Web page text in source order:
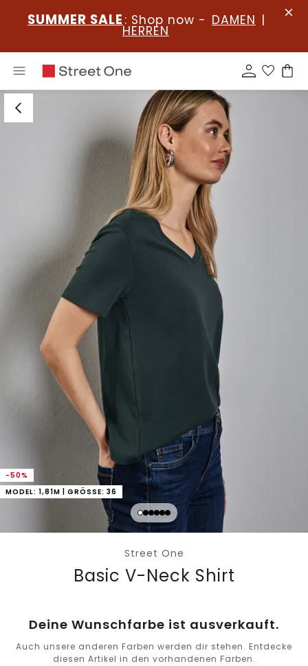
SUMMER SALE : Shop now - DAMEN |
HERREN
-50%
MODEL: 1,81M | GRÖSSE: 36
Street One
Basic V-Neck Shirt
Deine Wunschfarbe ist ausverkauft.
Auch unsere anderen Farben werden dir stehen. Entdecke
diesen Artikel in den vorhandenen Farben.